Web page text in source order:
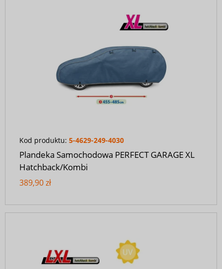
Kod produktu: 5-4629-249-4030
Plandeka Samochodowa PERFECT GARAGE XL
Hatchback/Kombi
389,90 zł